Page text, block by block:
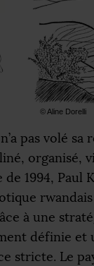
© Aline Dorelli
pas volé
organisé,
1994, Paul
à une
définie et
stricte. Le